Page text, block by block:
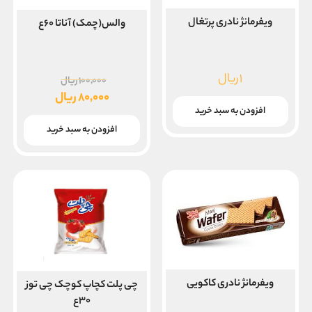
ویفرمانژ نادری پرتغال
۱ریال
افزودن به سبد خرید
والس(چمک) آناتا ۶۰ع
۱۰۰,۰۰۰ریال
بود.
۸۰,۰۰۰ریال
فعلی
افزودن به سبد خرید
ویفرمانژ نادری کاکویی
چی پلت کچاپ کوچک چی توز
۳۰ع